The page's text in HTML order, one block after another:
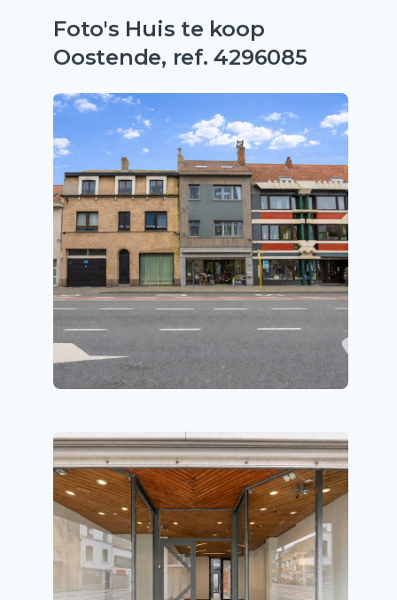
Foto's Huis te koop
Oostende, ref. 4296085